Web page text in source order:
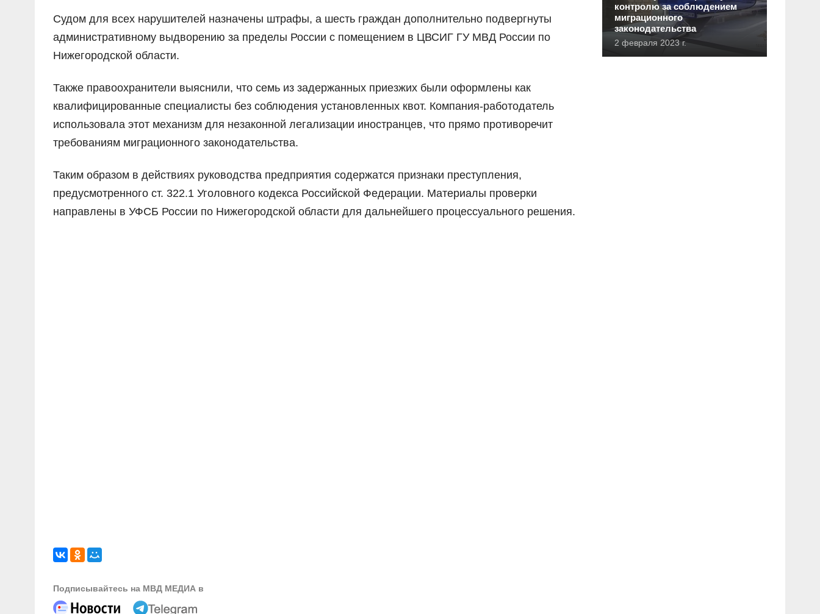
Судом для всех нарушителей назначены штрафы, а шесть граждан дополнительно подвергнуты
административному выдворению за пределы России с помещением в ЦВСИГ ГУ МВД России по
Нижегородской области.
Также правоохранители выяснили, что семь из задержанных приезжих были оформлены как
квалифицированные специалисты без соблюдения установленных квот. Компания-работодатель
использовала этот механизм для незаконной легализации иностранцев, что прямо противоречит
требованиям миграционного законодательства.
Таким образом в действиях руководства предприятия содержатся признаки преступления,
предусмотренного ст. 322.1 Уголовного кодекса Российской Федерации. Материалы проверки
направлены в УФСБ России по Нижегородской области для дальнейшего процессуального решения.
Подписывайтесь на МВД МЕДИА в
контролю за соблюдением
миграционного
законодательства
2 февраля 2023 г.